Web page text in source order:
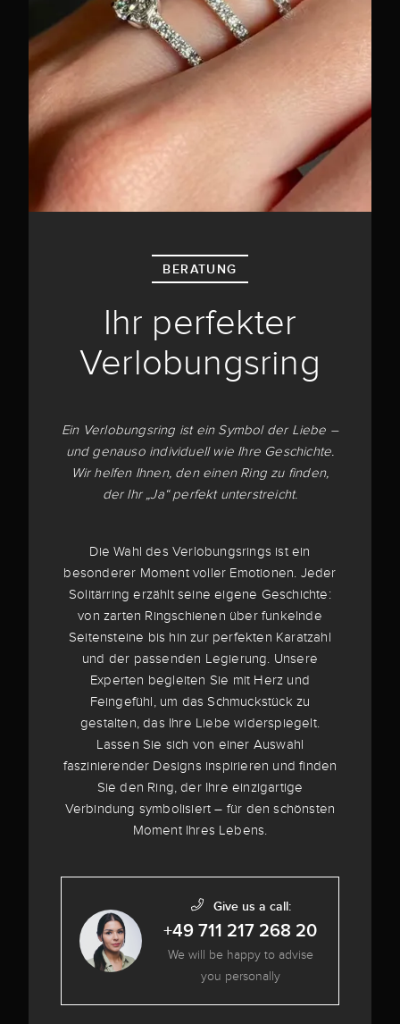
BERATUNG
Ihr perfekter
Verlobungsring
Ein Verlobungsring ist ein Symbol der Liebe –
und genauso individuell wie Ihre Geschichte.
Wir helfen Ihnen, den einen Ring zu finden,
der Ihr „Ja“ perfekt unterstreicht.
Die Wahl des Verlobungsrings ist ein
besonderer Moment voller Emotionen. Jeder
Solitärring erzählt seine eigene Geschichte:
von zarten Ringschienen über funkelnde
Seitensteine bis hin zur perfekten Karatzahl
und der passenden Legierung. Unsere
Experten begleiten Sie mit Herz und
Feingefühl, um das Schmuckstück zu
gestalten, das Ihre Liebe widerspiegelt.
Lassen Sie sich von einer Auswahl
faszinierender Designs inspirieren und finden
Sie den Ring, der Ihre einzigartige
Verbindung symbolisiert – für den schönsten
Moment Ihres Lebens.
Give us a call:
+49 711 217 268 20
We will be happy to advise
you personally